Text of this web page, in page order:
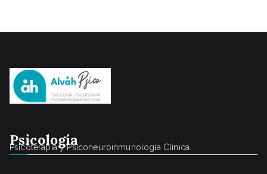
Psicología
Psicoterapia y Psiconeuroinmunología Clínica.